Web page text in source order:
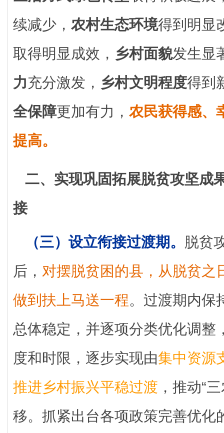
续减少， 农村生态环境得到明显
取得明显成效， 乡村面貌发生显
力充分激发， 乡村文明程度得到
全保障更加有力， 农民获得感、
提高。
二、实现巩固拓展脱贫攻坚成
接
（三）设立衔接过渡期。 脱贫
后， 对摆脱贫困的县，从脱贫之
做到扶上马送一程。过渡期内保
总体稳定，并逐项分类优化调整
度和时限，逐步实现由集中资源
推进乡村振兴平稳过渡 ，推动“
移。抓紧出台各项政策完善优化